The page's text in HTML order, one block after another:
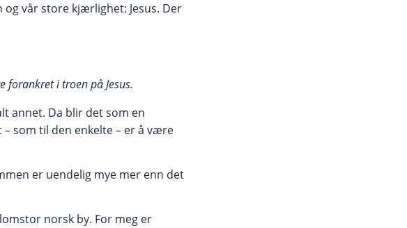
vår store kjærlighet: Jesus. Der
forankret i troen på Jesus.
annet. Da blir det som en
som til den enkelte – er å være
er uendelig mye mer enn det
norsk by. For meg er